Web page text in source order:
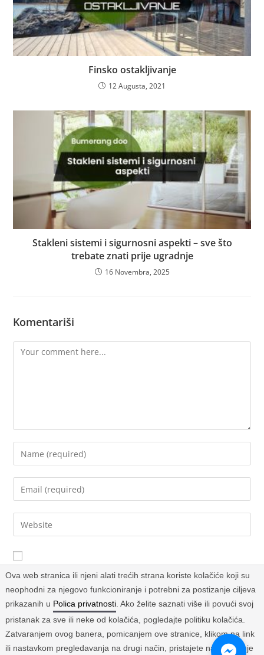
Finsko ostakljivanje
12 Augusta, 2021
Stakleni sistemi i sigurnosni aspekti – sve što
trebate znati prije ugradnje
16 Novembra, 2025
Komentariši
Sačuvaj moje ime, email i web stranicu u ovom browseru za
buduće komentare.
Ova web stranica ili njeni alati trećih strana koriste kolačiće koji su
neophodni za njegovo funkcioniranje i potrebni za postizanje ciljeva
prikazanih u Polica privatnosti. Ako želite saznati više ili povući svoj
pristanak za sve ili neke od kolačića, pogledajte politiku kolačića.
Zatvaranjem ovog banera, pomicanjem ove stranice, klikom na link
ili nastavkom pregledavanja na drugi način, pristajete na korištenje